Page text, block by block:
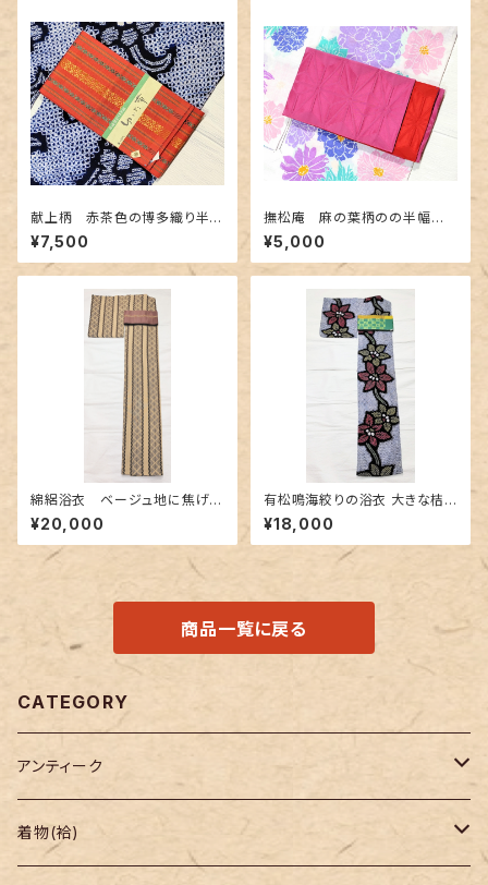
献上柄 赤茶色の博多織り半幅
帯
¥7,500
撫松庵 麻の葉柄のの半幅
帯 紫色✕赤色
¥5,000
綿絽浴衣 ベージュ地に焦げ茶
色 鱗と松菱柄
¥20,000
有松鳴海絞りの浴衣 大きな桔
梗柄
¥18,000
商品一覧に戻る
CATEGORY
アンティーク
着物
着物(袷)